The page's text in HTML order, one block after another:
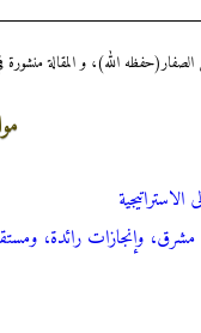
و المقالة منشورة في صحيفة اليوم 12 / 3 /
وإنجازات رائدة،